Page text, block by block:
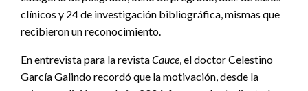
clínicos y 24 de investigación bibliográfica, mismas que
recibieron un reconocimiento.
En entrevista para la revistaCauce, el doctor Celestino
García Galindo recordó que la motivación, desde la